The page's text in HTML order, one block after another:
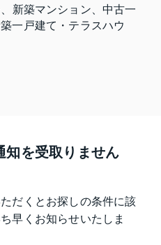
新築マンション、中古一
一戸建て・テラスハウ
知を受取りません
だくとお探しの条件に該
早くお知らせいたしま